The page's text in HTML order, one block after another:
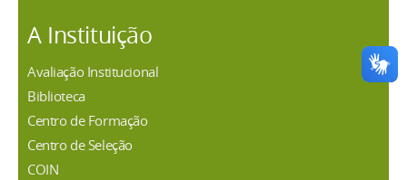
A Instituição
Avaliação Institucional
Biblioteca
Centro de Formação
Centro de Seleção
COIN